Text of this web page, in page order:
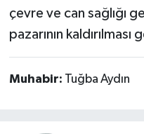
çevre ve can sağlığı
pazarının
Muhabir: Tuğba Aydın
AFYON
AYDIN